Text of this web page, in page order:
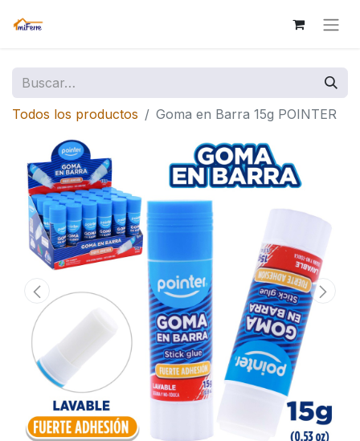
Todos los productos Goma en Barra 15g POINTER